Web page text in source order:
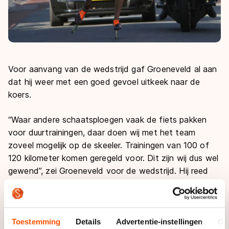
Toestemming Details Advertentie-instellingen
Voor aanvang van de wedstrijd gaf Groeneveld al aan
dat hij weer met een goed gevoel uitkeek naar de
koers.
“Waar andere schaatsploegen vaak de fiets pakken
voor duurtrainingen, daar doen wij met het team
zoveel mogelijk op de skeeler. Trainingen van 100 of
120 kilometer komen geregeld voor. Dit zijn wij dus wel
gewend”, zei Groeneveld voor de wedstrijd. Hij reed
seizoen.
Na een beginfase waarin weinig actie werd